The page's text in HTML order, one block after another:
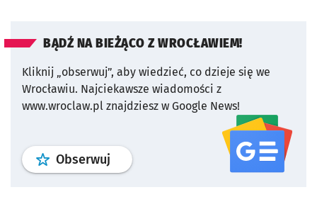
BĄDŹ NA BIEŻĄCO Z WROCŁAWIEM!
Kliknij „obserwuj”, aby wiedzieć, co dzieje się we
Wrocławiu. Najciekawsze wiadomości z
www.wroclaw.pl znajdziesz w Google News!
Obserwuj profil serwisu